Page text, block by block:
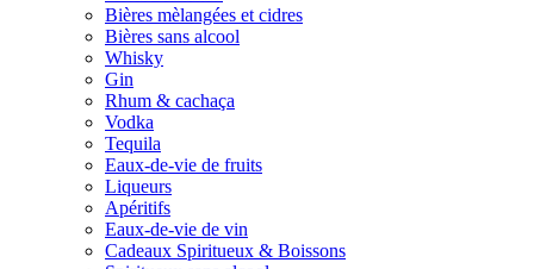
Bières mèlangées et cidres
Bières sans alcool
Whisky
Gin
Rhum & cachaça
Vodka
Tequila
Eaux-de-vie de fruits
Liqueurs
Apéritifs
Eaux-de-vie de vin
Cadeaux Spiritueux & Boissons